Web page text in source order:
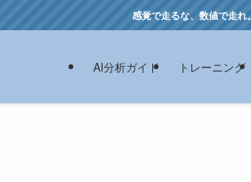
感覚で走るな、数値で走れ。
AI分析ガイド トレーニング